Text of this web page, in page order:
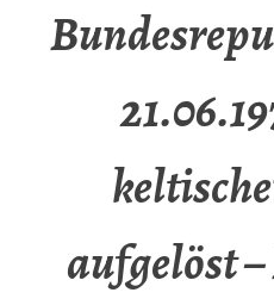
aufgelöst